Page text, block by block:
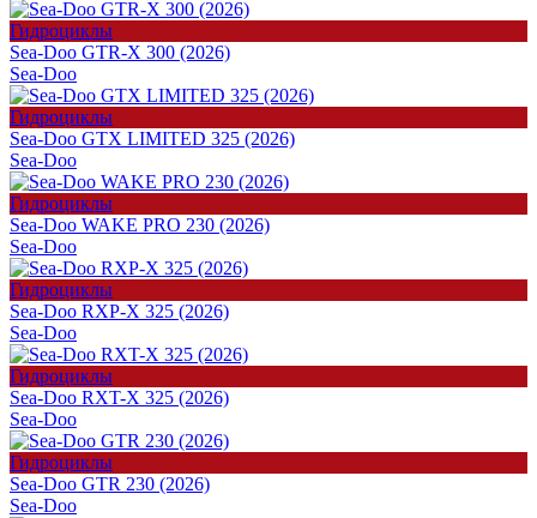
Гидроциклы
Sea-Doo GTR-X 300 (2026)
Sea-Doo
Гидроциклы
Sea-Doo GTX LIMITED 325 (2026)
Sea-Doo
Гидроциклы
Sea-Doo WAKE PRO 230 (2026)
Sea-Doo
Гидроциклы
Sea-Doo RXP-X 325 (2026)
Sea-Doo
Гидроциклы
Sea-Doo RXT-X 325 (2026)
Sea-Doo
Гидроциклы
Sea-Doo GTR 230 (2026)
Sea-Doo